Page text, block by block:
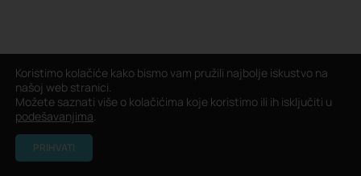
Koristimo kolačiće kako bismo vam pružili najbolje iskustvo na
našoj web stranici.
Možete saznati više o kolačićima koje koristimo ili ih isključiti u
podešavanjima.
PRIHVATI